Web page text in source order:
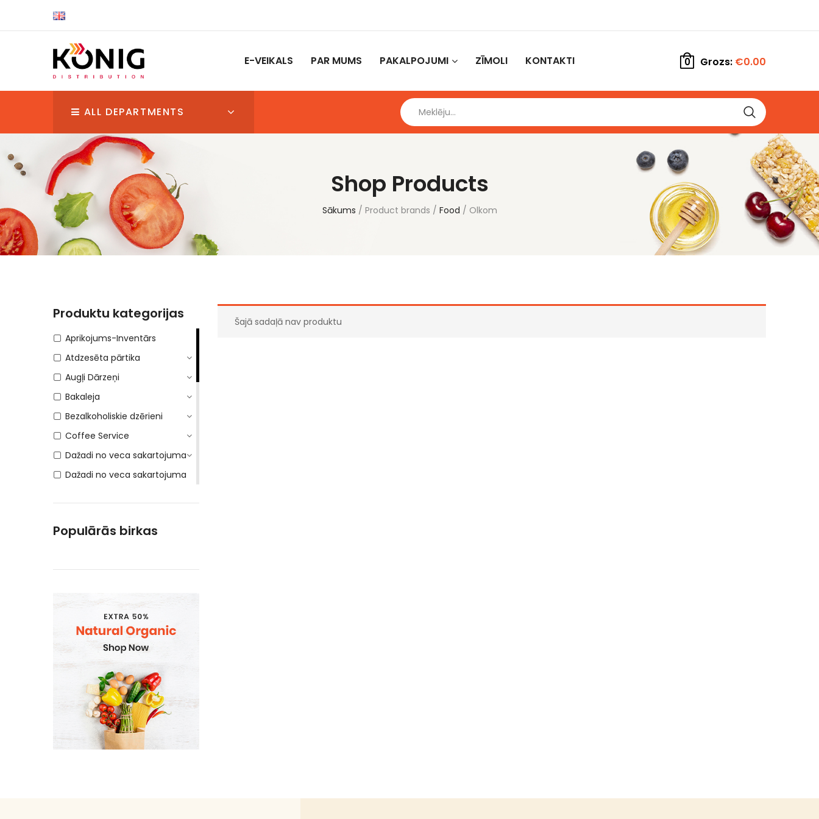
E-VEIKALS PAR MUMS PAKALPOJUMI ZĪMOLI KONTAKTI 0 Grozs: €0.00
ALL DEPARTMENTS
Shop Products
Sākums Product brands Food Olkom
Šajā sadaļā nav produktu
Produktu kategorijas
Aprikojums-Inventārs
Atdzesēta pārtika
Augļi Dārzeņi
Bakaleja
Bezalkoholiskie dzērieni
Coffee Service
Dažadi no veca sakartojuma
Dažadi no veca sakartojuma
E-Cigaretes
Kosmētika un higiēnas
Mājsaimniecības preces
Piena , augu tauki un olas
Proteīnu batoniņi
Saldētā pārtika
Skaistumam un veselībai
Speciālā pārtika
Sporta uzturs
Populārās birkas